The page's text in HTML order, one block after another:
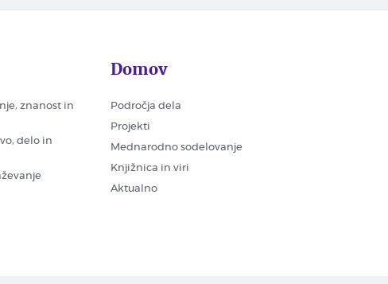
znanost in
delo in
Domov
Področja dela
Projekti
Mednarodno sodelovanje
Knjižnica in viri
Aktualno